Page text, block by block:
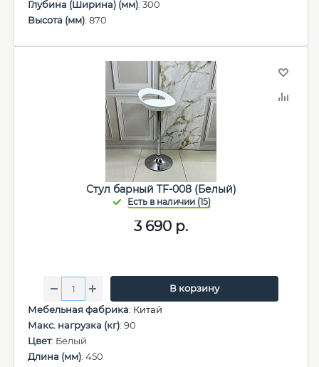
Глубина (Ширина) (мм): 300
Высота (мм): 870
Стул барный TF-008 (Белый)
3 690 р.
В корзину
Мебельная фабрика: Китай
Макс. нагрузка (кг): 90
Цвет: Белый
Длина (мм): 450